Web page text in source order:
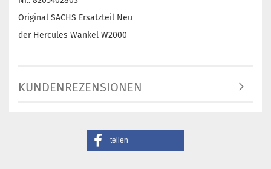
Original SACHS Ersatzteil Neu
der Hercules Wankel W2000
KUNDENREZENSIONEN
teilen